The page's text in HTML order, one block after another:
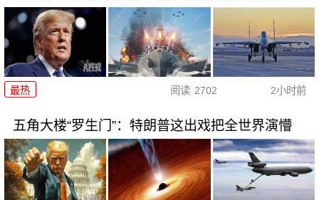
最热 阅读 2702 2小时前
五角大楼“罗生门”：特朗普这出戏把全世界演懵